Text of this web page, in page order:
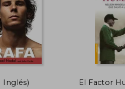
Inglés) El Factor